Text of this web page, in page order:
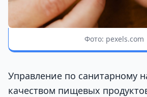
Фото: pexels.com
Управление по санитарному
качеством пищевых